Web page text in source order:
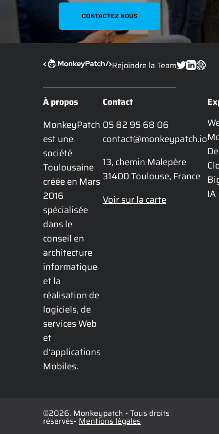
CONTACTEZ NOUS
Rejoindre la Team
À propos
MonkeyPatch
est une
société
Toulousaine
créée en Mars
2016
spécialisée
dans le
conseil en
architecture
informatique
et la
réalisation de
logiciels, de
services Web
et
d'applications
Mobiles.
Contact
05 82 95 68 06
contact@monkeypatch.io
13, chemin Malepère
31400 Toulouse, France
Voir sur la carte
IA
©2026. Monkeypatch - Tous droits
réservés- Mentions légales